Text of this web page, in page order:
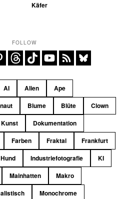
Käfer
FOLLOW
AI Alien
Ape
Blume Blüte
Clown
Dokumentation
Farben Fraktal
Frankfurt
Hund Industriefotografie
KI
Mainhatten
Makro
Monochrome